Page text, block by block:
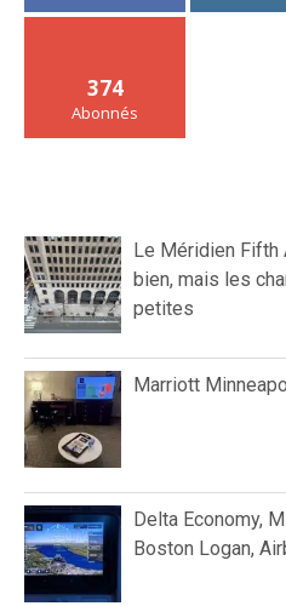
374
Abonnés
Le Méridien Fifth
bien, mais les
petites
Marriott
Delta Economy,
Boston Logan,